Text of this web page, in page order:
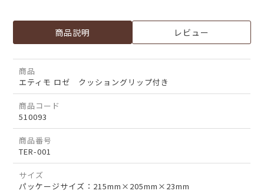
商品説明 レビュー
商品
エティモ ロゼ クッショングリップ付き
商品コード
510093
商品番号
TER-001
サイズ
パッケージサイズ：215mm×205mm×23mm